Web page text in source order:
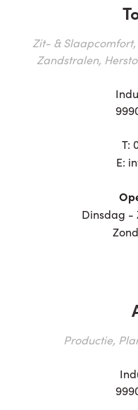
Zit- &
Zandstralen,
T:
E:
Dinsdag -
Productie,